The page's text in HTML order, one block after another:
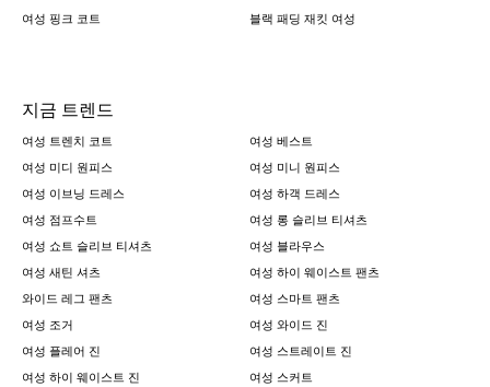
여성 핑크 코트
블랙 패딩 재킷 여성
지금 트렌드
여성 트렌치 코트
여성 베스트
여성 미디 원피스
여성 미니 원피스
여성 이브닝 드레스
여성 하객 드레스
여성 점프수트
여성 롱 슬리브 티셔츠
여성 쇼트 슬리브 티셔츠
여성 블라우스
여성 새틴 셔츠
여성 하이 웨이스트 팬츠
와이드 레그 팬츠
여성 스마트 팬츠
여성 조거
여성 와이드 진
여성 플레어 진
여성 스트레이트 진
여성 하이 웨이스트 진
여성 스커트